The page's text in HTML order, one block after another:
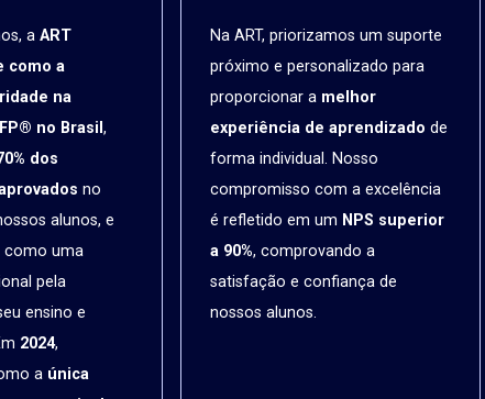
a ART
como a
na
no Brasil ,
dos
no
alunos, e
como uma
pela
ensino e
2024,
a única
Na ART, priorizamos um suporte
próximo e personalizado para
proporcionar a melhor
experiência de aprendizado de
forma individual. Nosso
compromisso com a excelência
é refletido em um NPS superior
a 90%, comprovando a
satisfação e confiança de
nossos alunos.